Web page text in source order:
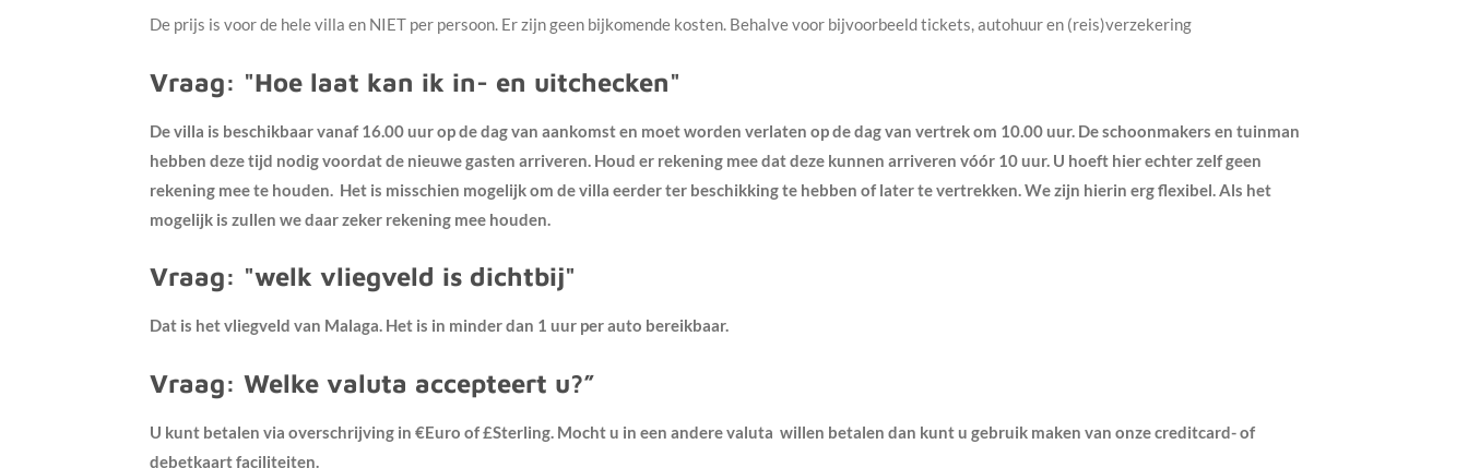
De prijs is voor de hele villa en NIET per persoon. Er zijn geen bijkomende kosten. Behalve voor bijvoorbeeld tickets, autohuur en (reis)verzekering
Vraag: "Hoe laat kan ik in- en uitchecken"
De villa is beschikbaar vanaf 16.00 uur op de dag van aankomst en moet worden verlaten op de dag van vertrek om 10.00 uur. De schoonmakers en tuinman
hebben deze tijd nodig voordat de nieuwe gasten arriveren. Houd er rekening mee dat deze kunnen arriveren vóór 10 uur. U hoeft hier echter zelf geen
rekening mee te houden. Het is misschien mogelijk om de villa eerder ter beschikking te hebben of later te vertrekken. We zijn hierin erg flexibel. Als het
mogelijk is zullen we daar zeker rekening mee houden.
Vraag: "welk vliegveld is dichtbij"
Dat is het vliegveld van Malaga. Het is in minder dan 1 uur per auto bereikbaar.
Vraag: Welke valuta accepteert u?”
U kunt betalen via overschrijving in €Euro of £Sterling. Mocht u in een andere valuta willen betalen dan kunt u gebruik maken van onze creditcard- of
debetkaart faciliteiten.